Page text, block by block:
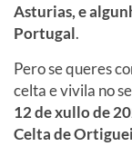
Asturias, e
Portugal.
Pero se queres
celta e vivila no
12de xullo de
Celta de